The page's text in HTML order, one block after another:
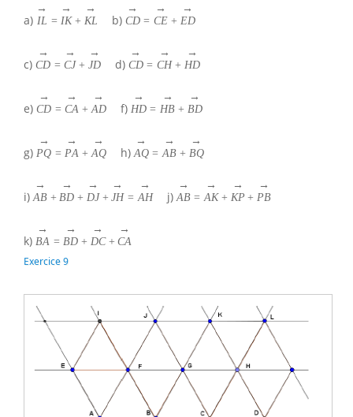
a)
→
IL =
→
IK +
→
KL b)
→
CD =
→
CE +
→
ED
c)
→
CD =
→
CJ +
→
JD d)
→
CD =
→
CH +
→
HD
e)
→
CD =
→
CA +
→
AD f)
→
HD =
→
HB +
→
BD
g)
→
PQ =
→
PA +
→
AQ h)
→
AQ =
→
AB +
→
BQ
i)
→
AB +
→
BD +
→
DJ +
→
JH =
→
AH j)
→
AB =
→
AK +
→
KP +
→
PB
k)
→
BA =
→
BD +
→
DC +
→
CA
Exercice 9